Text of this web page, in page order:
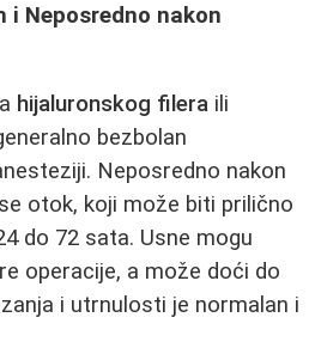
i Neposredno nakon
hijaluronskog filera ili
bezbolan
Neposredno nakon
otok, koji može biti prilično
do 72 sata. Usne mogu
operacije, a može doći do
i utrnulosti je normalan i